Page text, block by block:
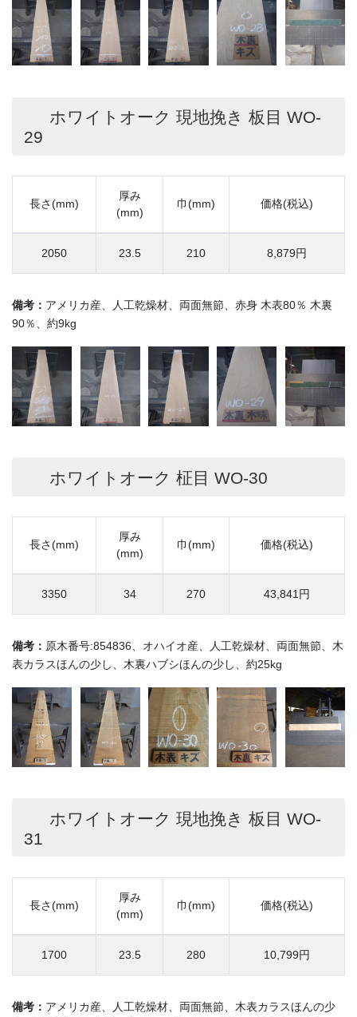
ホワイトオーク 現地挽き 板目 WO-
29
長さ(mm)
厚み
(mm)
巾(mm) 価格(税込)
2050 23.5 210 8,879円
備考： アメリカ産、人工乾燥材、両面無節、赤身 木表80％ 木裏
90％、約9kg
ホワイトオーク 柾目 WO-30
長さ(mm)
厚み
(mm)
巾(mm) 価格(税込)
3350 34 270 43,841円
備考： 原木番号:854836、オハイオ産、人工乾燥材、両面無節、木
表カラスほんの少し、木裏ハブシほんの少し、約25kg
ホワイトオーク 現地挽き 板目 WO-
31
長さ(mm)
厚み
(mm)
巾(mm) 価格(税込)
1700 23.5 280 10,799円
備考： アメリカ産、人工乾燥材、両面無節、木表カラスほんの少